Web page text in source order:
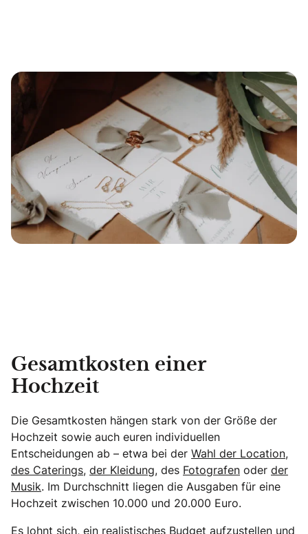
Gesamtkosten einer
Hochzeit
Die Gesamtkosten hängen stark von der Größe der
Hochzeit sowie auch euren individuellen
Entscheidungen ab – etwa bei der Wahl der Location,
des Caterings, der Kleidung, des Fotografen oder der
Musik. Im Durchschnitt liegen die Ausgaben für eine
Hochzeit zwischen 10.000 und 20.000 Euro.
Es lohnt sich, ein realistisches Budget aufzustellen und